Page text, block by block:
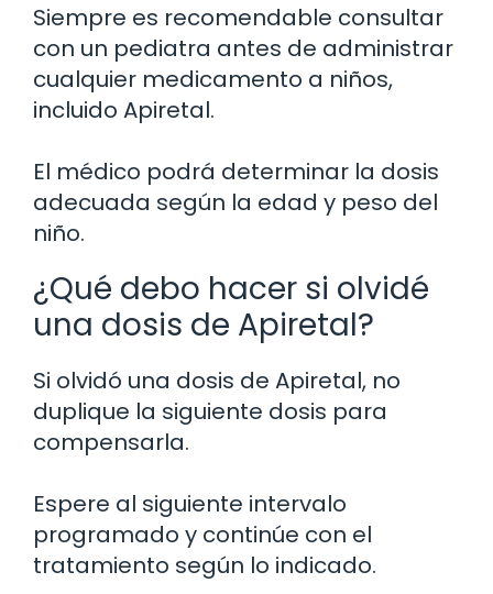
Siempre es recomendable consultar
con un pediatra antes de administrar
cualquier medicamento a niños,
incluido Apiretal.
El médico podrá determinar la dosis
adecuada según la edad y peso del
niño.
¿Qué debo hacer si olvidé
una dosis de Apiretal?
Si olvidó una dosis de Apiretal, no
duplique la siguiente dosis para
compensarla.
Espere al siguiente intervalo
programado y continúe con el
tratamiento según lo indicado.